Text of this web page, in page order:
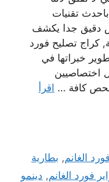
تقنيات
دقيق جدا يكشف
كراج تصليح فورد
خبراتها في
اختصاصيين
كافة … اقرأ
الغانم, بطارية
فورد الغانم, دينمو